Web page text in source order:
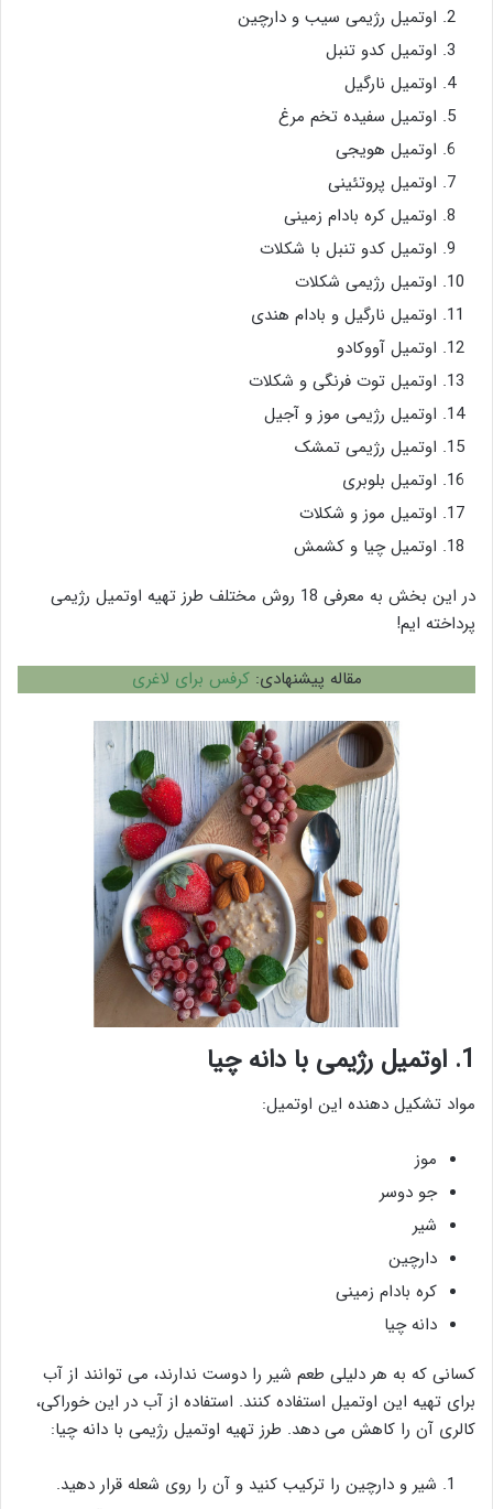
اوتمیل رژیمی سیب و دارچین
اوتمیل کدو تنبل
اوتمیل نارگیل
اوتمیل سفیده تخم مرغ
اوتمیل هویجی
اوتمیل پروتئینی
اوتمیل کره بادام زمینی
اوتمیل کدو تنبل با شکلات
اوتمیل رژیمی شکلات
اوتمیل نارگیل و بادام هندی
اوتمیل آووکادو
اوتمیل توت فرنگی و شکلات
اوتمیل رژیمی موز و آجیل
اوتمیل رژیمی تمشک
اوتمیل بلوبری
اوتمیل موز و شکلات
اوتمیل چیا و کشمش
در این بخش به معرفی 18 روش مختلف طرز تهیه اوتمیل رژیمی
پرداخته ایم!
مقاله پیشنهادی:کرفس برای لاغری
1. اوتمیل رژیمی با دانه چیا
مواد تشکیل دهنده این اوتمیل:
موز
جو دوسر
شیر
دارچین
کره بادام زمینی
دانه چیا
کسانی که به هر دلیلی طعم شیر را دوست ندارند، می توانند از آب
برای تهیه این اوتمیل استفاده کنند. استفاده از آب در این خوراکی،
کالری آن را کاهش می دهد. طرز تهیه اوتمیل رژیمی با دانه چیا:
شیر و دارچین را ترکیب کنید و آن را روی شعله قرار دهید.